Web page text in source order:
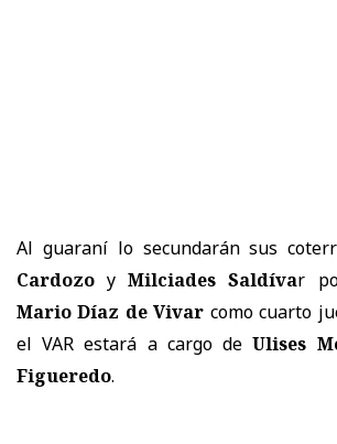
Al guaraní lo secundarán sus
Cardozo yMilciades Saldívar
Mario Díaz de Vivar como cuarto
el VAR estará a cargo deUlises
Figueredo.